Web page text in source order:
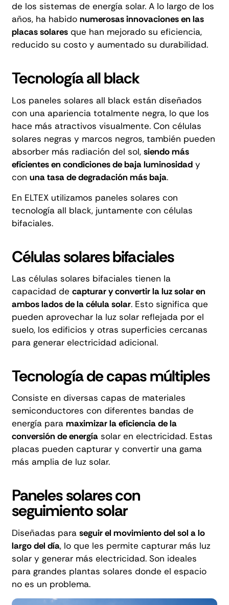
de los sistemas de energía solar. A lo largo de los
años, ha habido numerosas innovaciones en las
placas solaresque han mejorado su eficiencia,
reducido su costo y aumentado su durabilidad.
Tecnología all black
Los paneles solares all black están diseñados
con una apariencia totalmente negra, lo que los
hace más atractivos visualmente. Con células
solares negras y marcos negros, también pueden
absorber más radiación del sol, siendo más
eficientes en condiciones de baja luminosidady
con una tasa de degradación más baja.
En ELTEX utilizamos paneles solares con
tecnología all black, juntamente con células
bifaciales.
Células solares bifaciales
Las células solares bifaciales tienen la
capacidad de capturar y convertir la luz solar en
ambos lados de la célula solar. Esto significa que
pueden aprovechar la luz solar reflejada por el
suelo, los edificios y otras superficies cercanas
para generar electricidad adicional.
Tecnología de capas múltiples
Consiste en diversas capas de materiales
semiconductores con diferentes bandas de
energía para maximizar la eficiencia de la
conversión de energíasolar en electricidad. Estas
placas pueden capturar y convertir una gama
más amplia de luz solar.
Paneles solares con
seguimiento solar
Diseñadas para seguir el movimiento del sol a lo
largo del día, lo que les permite capturar más luz
solar y generar más electricidad. Son ideales
para grandes plantas solares donde el espacio
no es un problema.